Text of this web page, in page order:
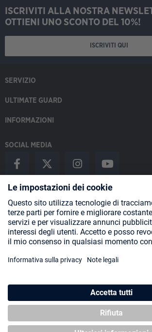
ISCRIVITI ALLA NOSTRA
OTTIENI UNO SCONTO DEL 10%!
ISCRIVITI QUI
SERVIZIO
ULTIMATE GUARD
INFORMAZIONI
SOCIAL MEDIA
Payment Methods
Shipping
* Tutti i prezzi includono l'IVA piùspese di
spese di spedizione, se non